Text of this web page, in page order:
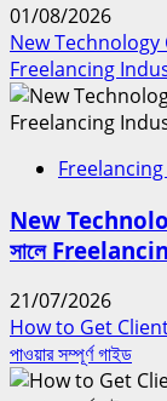
01/08/2026
New Technology
Freelancing
Freelancing
New
সালে
21/07/2026
How to Get
পাওয়ার সম্পূর্ণ গাইড